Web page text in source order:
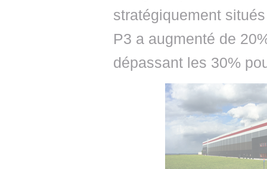
stratégiquement
P3 a augmenté de
dépassant les 30%